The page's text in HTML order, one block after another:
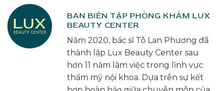
BAN BIÊN TẬP PHÒNG KHÁM LUX
BEAUTY CENTER
Năm 2020, bác sĩ Tô Lan Phương đã
thành lập Lux Beauty Center sau
hơn 11 năm làm việc trong lĩnh vực
thẩm mỹ nội khoa. Dựa trên sự kết